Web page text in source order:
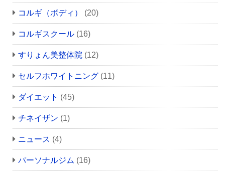
コルギ（ボディ） (20)
コルギスクール (16)
すりょん美整体院 (12)
セルフホワイトニング (11)
ダイエット (45)
チネイザン (1)
ニュース (4)
パーソナルジム (16)